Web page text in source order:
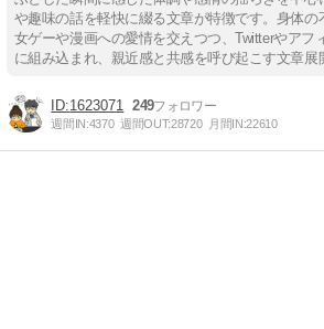
や趣味の話を軽快に綴る文章が特徴です。身体の
女ゲーや漫画への愛情を交えつつ、Twitterやアフ
に組み込まれ、親近感と共感を呼び起こす文章展
1623071 249
週間IN:4370 週間OUT:28720 月間IN:22610